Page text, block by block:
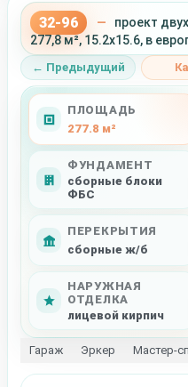
32-96 —
проект
277,8 м², 15.2x15.6, в
← Предыдущий
ПЛОЩАДЬ
277.8 м²
ФУНДАМЕНТ
сборные блоки
ФБС
ПЕРЕКРЫТИЯ
сборные ж/б
НАРУЖНАЯ
ОТДЕЛКА
лицевой кирпич
Гараж Эркер Мастер-